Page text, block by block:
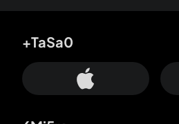
+TaSa0